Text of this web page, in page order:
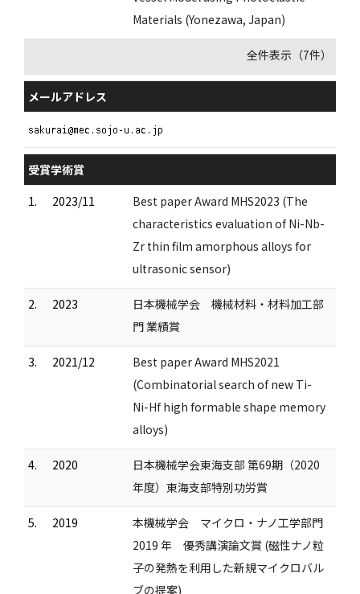
Materials (Yonezawa, Japan)
全件表示（7件）
メールアドレス
受賞学術賞
1.
2023/11
Best paper Award MHS2023 (The
characteristics evaluation of Ni-Nb-
Zr thin film amorphous alloys for
ultrasonic sensor)
2. 2023
日本機械学会 機械材料・材料加工部
門 業績賞
3. 2021/12
Best paper Award MHS2021
(Combinatorial search of new Ti-
Ni-Hf high formable shape memory
alloys)
4. 2020
日本機械学会東海支部 第69期（2020
年度）東海支部特別功労賞
5. 2019
本機械学会 マイクロ・ナノ工学部門
2019 年 優秀講演論文賞 (磁性ナノ粒
子の発熱を利用した新規マイクロバル
ブの提案)